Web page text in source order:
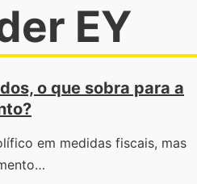
EY
o que sobra para a
em medidas fiscais, mas